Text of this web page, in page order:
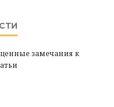
замечания к